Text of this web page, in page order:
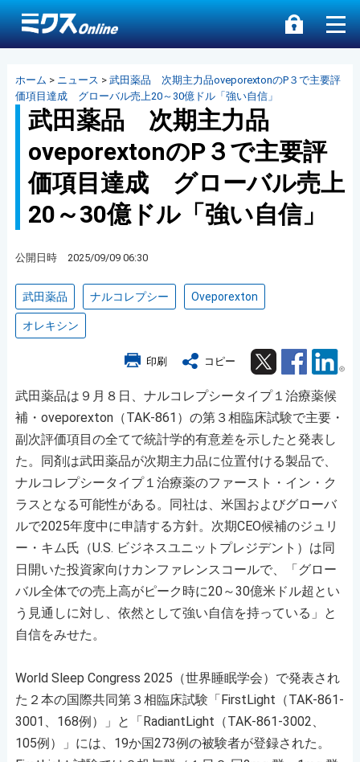
ホーム > ニュース > 武田薬品 次期主力品oveporextonのP３で主要評
価項目達成 グローバル売上20～30億ドル「強い自信」
武田薬品 次期主力品
oveporextonのP３で主要評
価項目達成 グローバル売上
20～30億ドル「強い自信」
公開日時 2025/09/09 06:30
武田薬品 ナルコレプシー Oveporexton
オレキシン
印刷 コピー Twitter Facebook
武田薬品は９月８日、ナルコレプシータイプ１治療薬候
補・oveporexton（TAK-861）の第３相臨床試験で主要・
副次評価項目の全てで統計学的有意差を示したと発表し
た。同剤は武田薬品が次期主力品に位置付ける製品で、
ナルコレプシータイプ１治療薬のファースト・イン・ク
ラスとなる可能性がある。同社は、米国およびグローバ
ルで2025年度中に申請する方針。次期CEO候補のジュリ
ー・キム氏（U.S. ビジネスユニットプレジデント）は同
日開いた投資家向けカンファレンスコールで、「グロー
バル全体での売上高がピーク時に20～30億米ドル超とい
う見通しに対し、依然として強い自信を持っている」と
自信をみせた。
World Sleep Congress 2025（世界睡眠学会）で発表され
た２本の国際共同第３相臨床試験「FirstLight（TAK-861-
3001、168例）」と「RadiantLight（TAK-861-3002、
105例）」には、19か国273例の被験者が登録された。